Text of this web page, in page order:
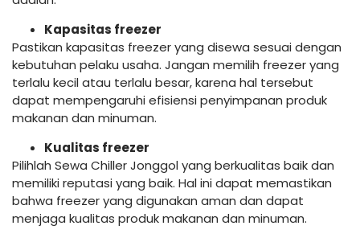
Kapasitas freezer
Pastikan kapasitas freezer yang disewa sesuai dengan
kebutuhan pelaku usaha. Jangan memilih freezer yang
terlalu kecil atau terlalu besar, karena hal tersebut
dapat mempengaruhi efisiensi penyimpanan produk
makanan dan minuman.
Kualitas freezer
Pilihlah Sewa Chiller Jonggol yang berkualitas baik dan
memiliki reputasi yang baik. Hal ini dapat memastikan
bahwa freezer yang digunakan aman dan dapat
menjaga kualitas produk makanan dan minuman.